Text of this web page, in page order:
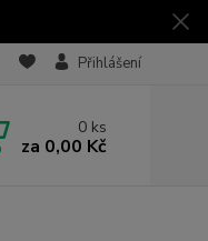
Přihlášení
0 ks
za 0,00 Kč